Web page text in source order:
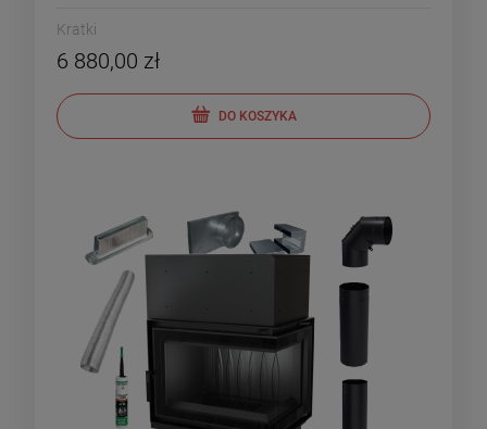
Kratki
6 880,00 zł
DO KOSZYKA